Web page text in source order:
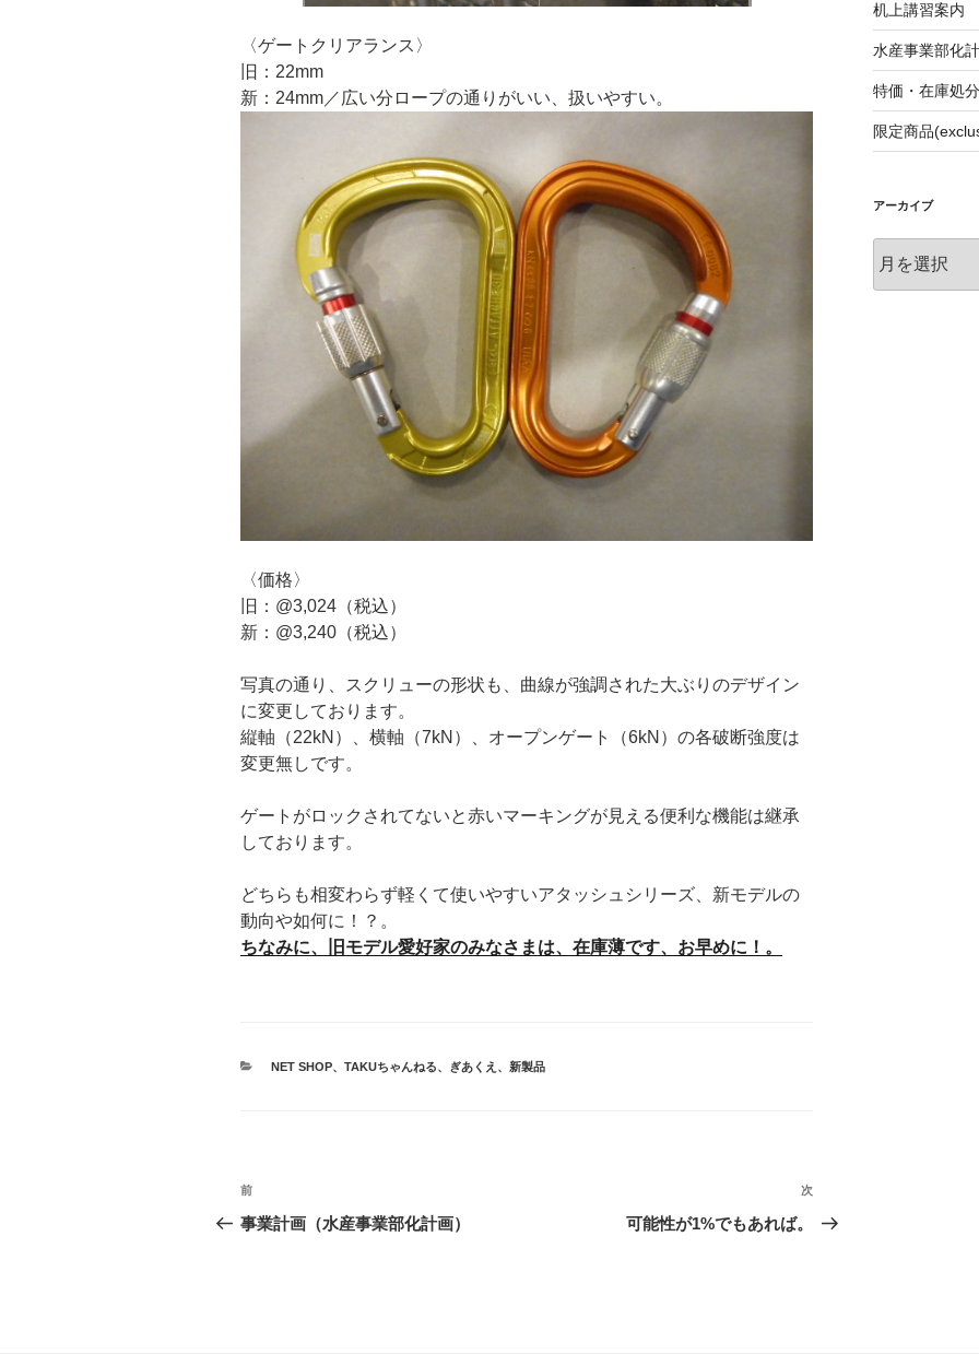
〈ゲートクリアランス〉
旧：22mm
新：24mm／広い分ロープの通りがいい、扱いやすい。
〈価格〉
旧：@3,024（税込）
新：@3,240（税込）
写真の通り、スクリューの形状も、曲線が強調された大ぶりのデザイン
に変更しております。
縦軸（22kN）、横軸（7kN）、オープンゲート（6kN）の各破断強度は
変更無しです。
ゲートがロックされてないと赤いマーキングが見える便利な機能は継承
しております。
どちらも相変わらず軽くて使いやすいアタッシュシリーズ、新モデルの
動向や如何に！？。
ちなみに、旧モデル愛好家のみなさまは、在庫薄です、お早めに！。
カ
NET SHOP、 TAKUちゃんねる、 ぎあくえ 、 新製品
投
稿
前
の
前
事業計画（水産事業部化計画）
次
の
次
可能性が1%でもあれば。
机上講習案内
水産事業部化
特価・在庫処分
限定商品
アーカイブ
ー